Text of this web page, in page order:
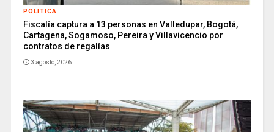
POLITICA
Fiscalía captura a 13 personas en Valledupar, Bogotá,
Cartagena, Sogamoso, Pereira y Villavicencio por
contratos de regalías
3 agosto, 2026